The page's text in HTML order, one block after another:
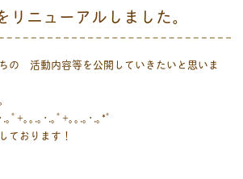
リニューアルしました。
の 活動内容等を公開していきたいと思いま
ﾟ+｡｡.｡･.｡ﾟ+｡｡.｡･.｡*ﾟ
ております！